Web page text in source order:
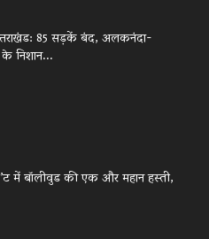
85 सड़कें बंद, अलकनंदा-
निशान...
में बॉलीवुड की एक और महान हस्ती,